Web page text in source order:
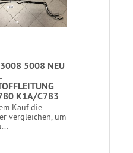
3008 5008 NEU
K1A/C783
Kauf die
vergleichen, um